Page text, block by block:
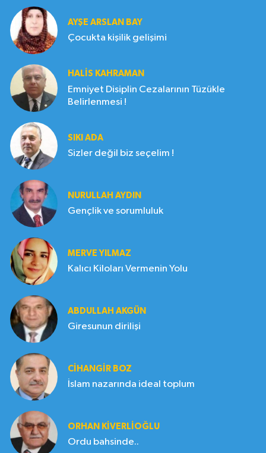
AYŞE ARSLAN BAY
Çocukta kişilik gelişimi
HALIS KAHRAMAN
Emniyet Disiplin Cezalarının Tüzükle
Belirlenmesi !
SIKI ADA
Sizler değil biz seçelim !
NURULLAH AYDIN
Gençlik ve sorumluluk
MERVE YILMAZ
Kalıcı Kiloları Vermenin Yolu
ABDULLAH AKGÜN
Giresunun dirilişi
CIHANGIR BOZ
İslam nazarında ideal toplum
ORHAN KIVERLIOĞLU
Ordu bahsinde..